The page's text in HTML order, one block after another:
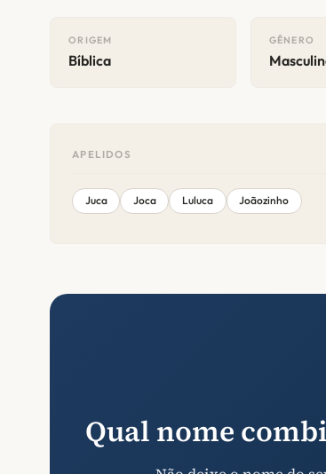
ORIGEM
Bíblica
GÊNERO
APELIDOS
Juca Joca Luluca Joãozinho
Qual nome